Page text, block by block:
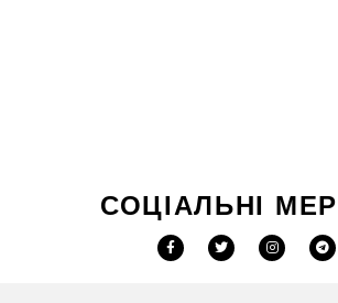
СОЦІАЛЬНІ